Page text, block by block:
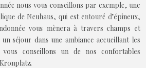
nous vous conseillons par exemple, une
de Neuhaus, qui est entouré d’épineux,
vous mènera à travers champs et
séjour dans une ambiance accueillant les
conseillons un de nos confortables